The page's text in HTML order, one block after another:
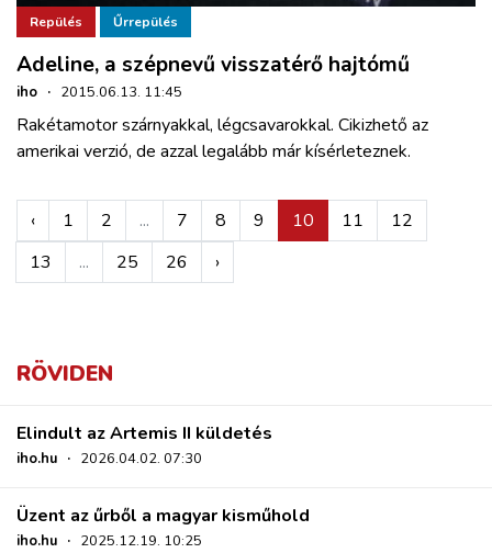
Repülés Űrrepülés
Adeline, a szépnevű visszatérő hajtómű
iho · 2015.06.13. 11:45
Rakétamotor szárnyakkal, légcsavarokkal. Cikizhető az
amerikai verzió, de azzal legalább már kísérleteznek.
‹ 1 2 ... 7 8 9 10 11
12
13
... 25 26 ›
RÖVIDEN
Elindult az Artemis II küldetés
iho.hu · 2026.04.02. 07:30
Üzent az űrből a magyar kisműhold
iho.hu · 2025.12.19. 10:25